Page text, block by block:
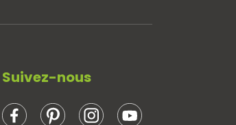
Suivez-nous